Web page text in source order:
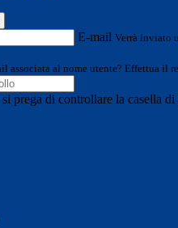
E-mail Verrà inviato
associata al nome utente? Effettua il
prega di controllare la casella di